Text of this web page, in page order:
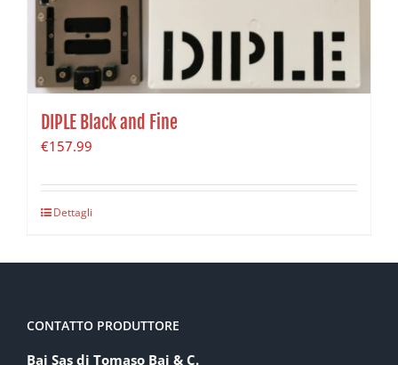
DIPLE Black and Fine
€157.99
Dettagli
CONTATTO PRODUTTORE
Baj Sas di Tomaso Baj & C.